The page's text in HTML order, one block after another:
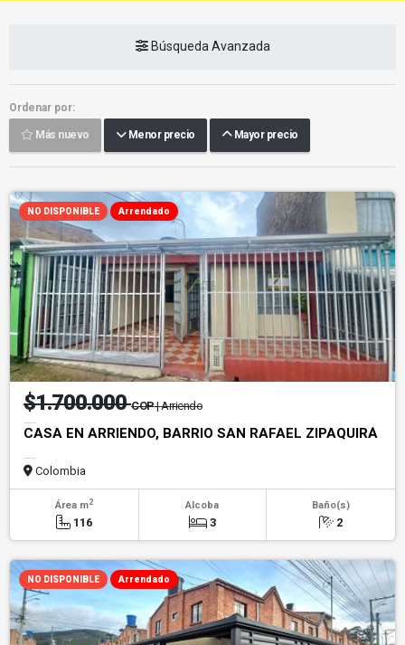
Búsqueda Avanzada
Ordenar por:
Más nuevo Menor precio Mayor precio
NO DISPONIBLE Arrendado
$1.700.000COP| Arriendo
CASA EN ARRIENDO, BARRIO SAN RAFAEL ZIPAQUIRÁ
Colombia
Área m2
116
Alcoba
3
Baño(s)
2
NO DISPONIBLE Arrendado